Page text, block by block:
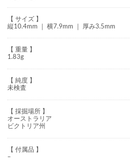
【 サイズ 】
縦10.4mm ｜ 横7.9mm ｜ 厚み3.5mm
【 重量 】
1.83g
【 純度 】
未検査
【 採掘場所 】
オーストラリア
ビクトリア州
【 付属品 】
–